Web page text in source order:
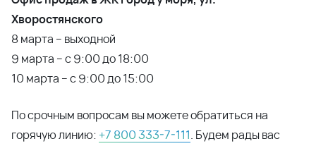
Хворостянского
8 марта – выходной
9 марта – с 9:00 до 18:00
10 марта – с 9:00 до 15:00
По срочным вопросам вы можете обратиться на
горячую линию: +7 800 333-7-111. Будем рады вас